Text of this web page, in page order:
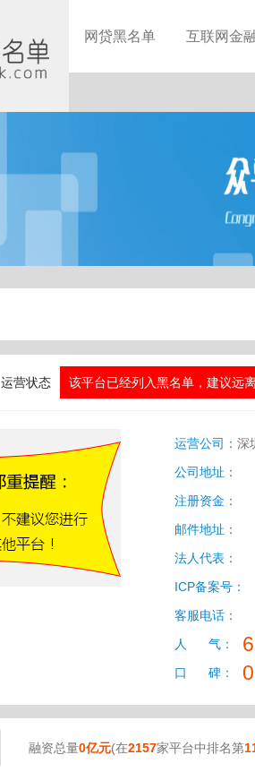
网贷黑名单 互联网金
运营状态 该平台已经列入黑名单，建议远
运营公司： 深
公司地址：
注册资金：
邮件地址：
法人代表：
ICP备案号：
客服电话：
人 气：
口 碑：
融资总量0亿元(在2157家平台中排名第